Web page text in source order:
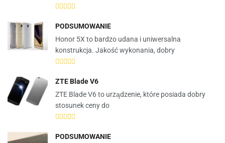
PODSUMOWANIE
Honor 5X to bardzo udana i uniwersalna
konstrukcja. Jakość wykonania, dobry
ZTE Blade V6
ZTE Blade V6 to urządzenie, które posiada dobry
stosunek ceny do
PODSUMOWANIE